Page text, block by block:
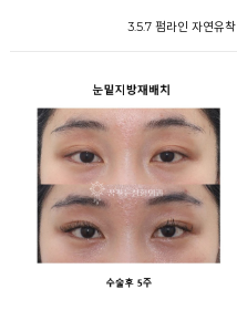
3.5.7 펌라인 자연유착